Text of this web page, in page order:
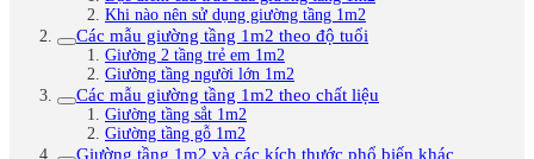
Khi nào nên sử dụng giường tầng 1m2
Các mẫu giường tầng 1m2 theo độ tuổi
Giường 2 tầng trẻ em 1m2
Giường tầng người lớn 1m2
Các mẫu giường tầng 1m2 theo chất liệu
Giường tầng sắt 1m2
Giường tầng gỗ 1m2
Giường tầng 1m2 và các kích thước phổ biến khác